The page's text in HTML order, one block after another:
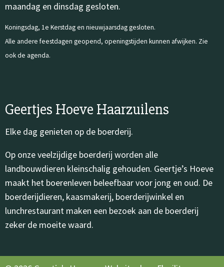
maandag en dinsdag gesloten.
Koningsdag, 1e Kerstdag en nieuwjaarsdag gesloten.
Alle andere feestdagen geopend, openingstijden kunnen afwijken. Zie
ook de agenda.
Geertjes Hoeve Haarzuilens
Elke dag genieten op de boerderij.
Op onze veelzijdige boerderij worden alle
landbouwdieren kleinschalig gehouden. Geertje’s Hoeve
maakt het boerenleven beleefbaar voor jong en oud. De
boerderijdieren, kaasmakerij, boerderijwinkel en
lunchrestaurant maken een bezoek aan de boerderij
zeker de moeite waard.